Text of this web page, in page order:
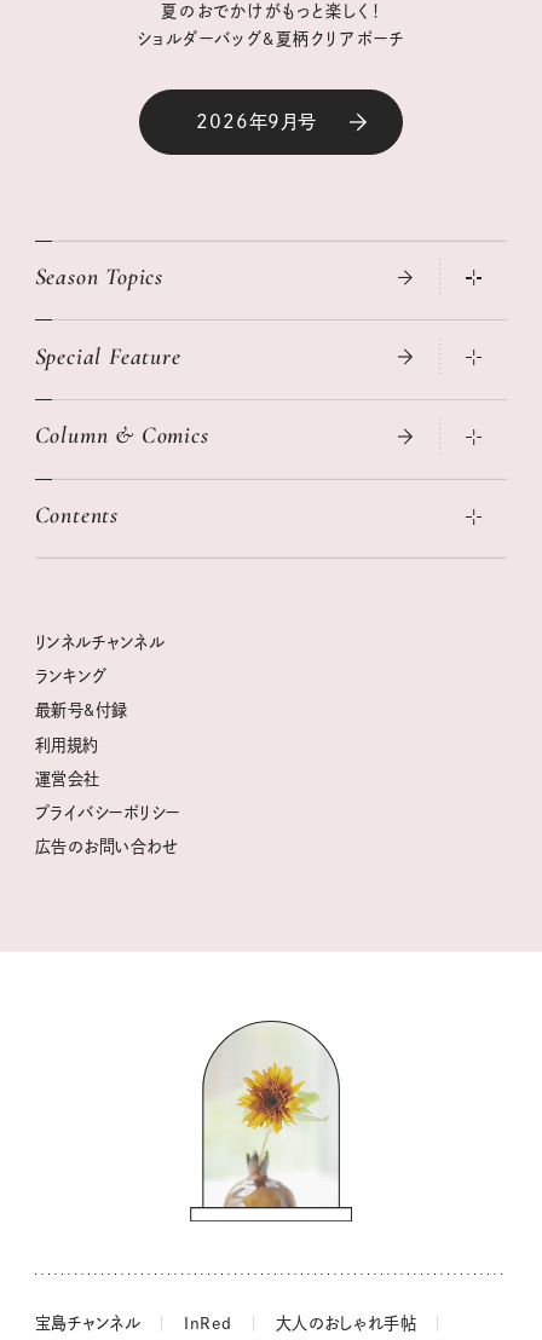
夏のおでかけがもっと楽しく！
ショルダーバッグ&夏柄クリアポーチ
2026年9月号
Season Topics
真夏のひんやりグッズ 2026
ニトリ・イケア・無印良品で賢くおしゃれなインテリア
絶品、お餅レシピ大集合！
クラフトビール案内
Special Feature
2026年春夏 トレンドファッションニュース
女子旅おすすめスポット 暮らすように心地いいリンネル旅ガイ
リンネル 暮らしの道具大賞
ナチュラルメイクレッスン
喜ばれる贈り物手帖
猫と一緒に心地いい暮らし
Column & Comics
ぐれいさん
空想喫茶トラノコクさんのあの店この店、喫茶訪問日記
圷みほさんのゆるっと週末キャンプ通信
豆柴・まもるくんの旅日記
柳沢小実さんのお散歩するようなゆるり旅
valoさんのかわいいもの探し
コウケンテツのヒトワザ巡り
ノーラのフィンランド旅気分
吉田羊さんの着物と12のアソビゴコロ
長谷川あかりさんの今週もお疲れ様つまみ
Contents
リンネル暮らし部
リンネルチャンネル
おぱんつ君のわくわく楽しい一週間占い
毎日が心地よくなるリンネルタロット
リンネルチャンネル
ランキング
最新号&付録
利用規約
運営会社
プライバシーポリシー
広告のお問い合わせ
宝島チャンネル InRed 大人のおしゃれ手帖